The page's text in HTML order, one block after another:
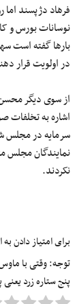
فرهاد دژپسند اما روز
نوسانات بورس و
بارها گفته‌ است
در اولویت قرار
از سوی دیگر
اشاره به تخلفات
سرمایه در مجلس
نمایندگان مجلس
نکردند.
برای امتیاز دادن
توجه: وقتی با
پنج ستاره زرد یعنی